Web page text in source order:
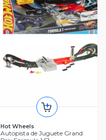
Hot Wheels
Autopista de Juguete Grand